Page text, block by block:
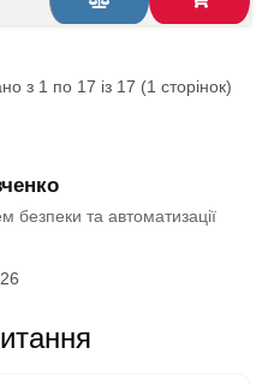
з 1 по 17 із 17 (1 сторінок)
безпеки та автоматизації